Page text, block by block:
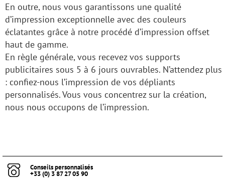
En outre, nous vous garantissons une qualité
d’impression exceptionnelle avec des couleurs
éclatantes grâce à notre procédé d’impression offset
haut de gamme.
En règle générale, vous recevez vos supports
publicitaires sous 5 à 6 jours ouvrables. N’attendez plus
: confiez-nous l’impression de vos dépliants
personnalisés. Vous vous concentrez sur la création,
nous nous occupons de l’impression.
Conseils personnalisés
+33 (0) 3 87 27 05 90